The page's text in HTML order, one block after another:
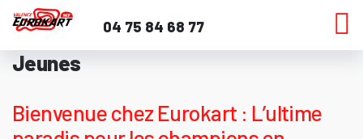
Aller
au
04 75 84 68 77
Jeunes
Bienvenue chez Eurokart : L’ultime